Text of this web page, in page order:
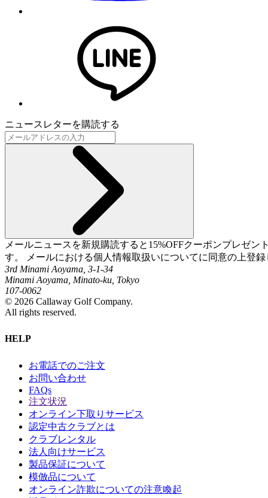
ニュースレターを購読する
メールニュースを新規購読すると15%OFFクーポンプレゼ
す。 メールにおける個人情報取扱いについてに同意の上登
3rd Minami Aoyama, 3-1-34
Minami Aoyama, Minato-ku, Tokyo
107-0062
© 2026 Callaway Golf Company.
All rights reserved.
HELP
お電話でのご注文
お問い合わせ
FAQs
注文状況
オンライン下取りサービス
認定中古クラブとは
クラブレンタル
法人向けサービス
製品保証について
模倣品について
オンライン詐欺についての注意喚起